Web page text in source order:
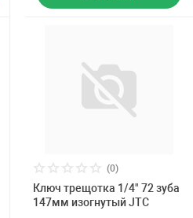
(0)
Ключ трещотка 1/4" 72 зуба
147мм изогнутый JTC